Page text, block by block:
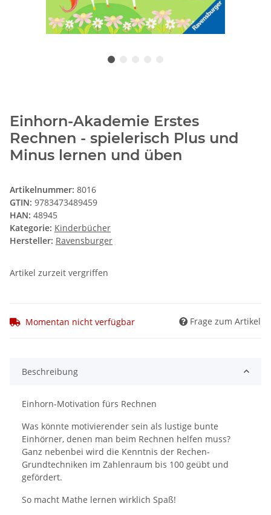
Einhorn-Akademie Erstes
Rechnen - spielerisch Plus und
Minus lernen und üben
Artikelnummer: 8016
GTIN: 9783473489459
HAN: 48945
Kategorie: Kinderbücher
Hersteller: Ravensburger
Artikel zurzeit vergriffen
Momentan nicht verfügbar Frage zum Artikel
Beschreibung
Einhorn-Motivation fürs Rechnen
Was könnte motivierender sein als lustige bunte
Einhörner, denen man beim Rechnen helfen muss?
Ganz nebenbei wird die Kenntnis der Rechen-
Grundtechniken im Zahlenraum bis 100 geübt und
gefördert.
So macht Mathe lernen wirklich Spaß!